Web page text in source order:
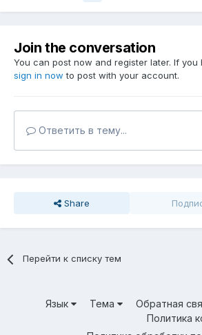
Join the conversation
You can post now and register later. If
sign in now to post with your account.
Ответить в тему...
Share
Перейти к списку тем
Язык Тема Обратная
Политика